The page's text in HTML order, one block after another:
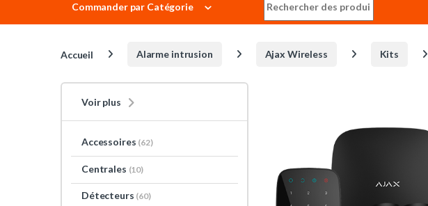
Commander par Catégorie
Accueil Alarme intrusion Ajax Wireless Kits
Voir plus
Accessoires (62)
Centrales (10)
Détecteurs (60)